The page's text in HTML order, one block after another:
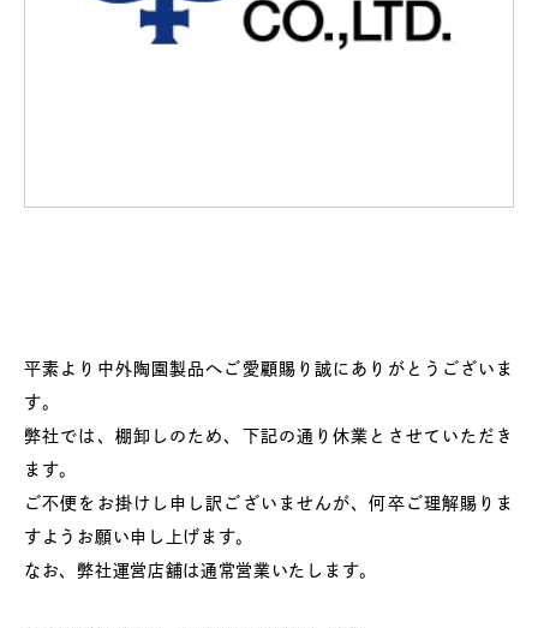
平素より中外陶園製品へご愛顧賜り誠にありがとうございま
す。
弊社では、棚卸しのため、下記の通り休業とさせていただき
ます。
ご不便をお掛けし申し訳ございませんが、何卒ご理解賜りま
すようお願い申し上げます。
なお、弊社運営店舗は通常営業いたします。